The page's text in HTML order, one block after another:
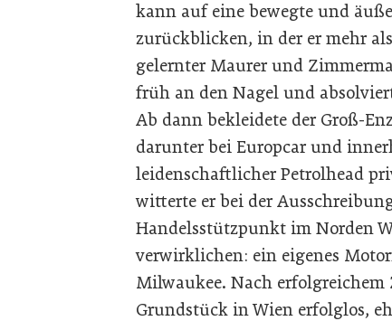
kann auf eine bewegte und
zurückblicken, in der er mehr
gelernter Maurer und
früh an den Nagel und
Ab dann bekleidete der Groß-
darunter bei Europcar und
leidenschaftlicher Petrolhead
witterte er bei der
Handelsstützpunkt im Norden
verwirklichen: ein eigenes
Milwaukee. Nach
Grundstück in Wien erfolglos,